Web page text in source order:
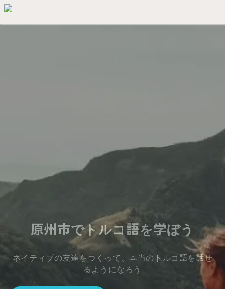
原州市でトルコ語を学ぼう
ネイティブの友達をつくって、本当のトルコ語を話せ
るようになろう